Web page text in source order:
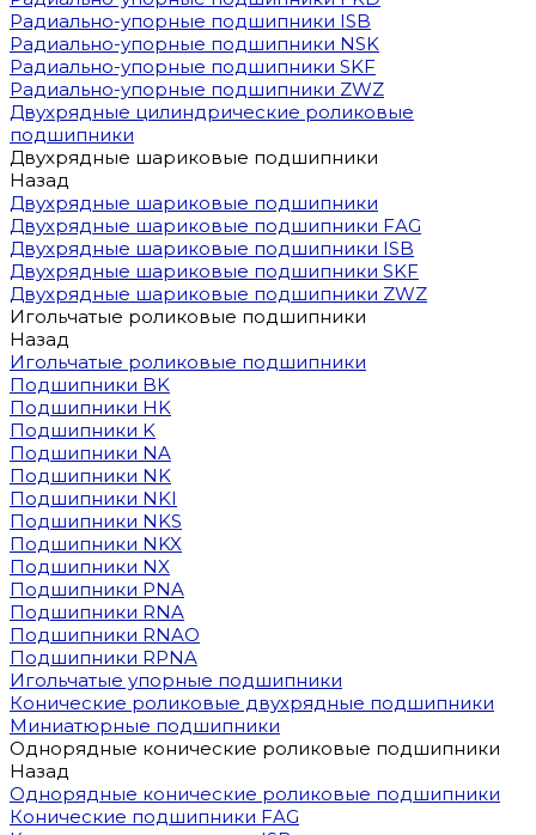
Радиально-упорные подшипники ISB
Радиально-упорные подшипники NSK
Радиально-упорные подшипники SKF
Радиально-упорные подшипники ZWZ
Двухрядные цилиндрические роликовые
подшипники
Двухрядные шариковые подшипники
Назад
Двухрядные шариковые подшипники
Двухрядные шариковые подшипники FAG
Двухрядные шариковые подшипники ISB
Двухрядные шариковые подшипники SKF
Двухрядные шариковые подшипники ZWZ
Игольчатые роликовые подшипники
Назад
Игольчатые роликовые подшипники
Подшипники BK
Подшипники HK
Подшипники K
Подшипники NA
Подшипники NK
Подшипники NKI
Подшипники NKS
Подшипники NKX
Подшипники NX
Подшипники PNA
Подшипники RNA
Подшипники RNAO
Подшипники RPNA
Игольчатые упорные подшипники
Конические роликовые двухрядные подшипники
Миниатюрные подшипники
Однорядные конические роликовые подшипники
Назад
Однорядные конические роликовые подшипники
Конические подшипники FAG